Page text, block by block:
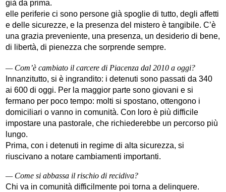
già da prima.
elle periferie ci sono persone già spoglie di tutto, degli affetti
e delle sicurezze, e la presenza del mistero è tangibile. C’è
una grazia preveniente, una presenza, un desiderio di bene,
di libertà, di pienezza che sorprende sempre.
— Com’è cambiato il carcere di Piacenza dal 2010 a oggi?
Innanzitutto, si è ingrandito: i detenuti sono passati da 340
ai 600 di oggi. Per la maggior parte sono giovani e si
fermano per poco tempo: molti si spostano, ottengono i
domiciliari o vanno in comunità. Con loro è più difficile
impostare una pastorale, che richiederebbe un percorso più
lungo.
Prima, con i detenuti in regime di alta sicurezza, si
riuscivano a notare cambiamenti importanti.
— Come si abbassa il rischio di recidiva?
Chi va in comunità difficilmente poi torna a delinquere.